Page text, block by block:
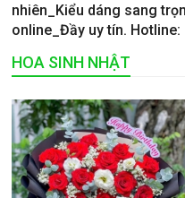
nhiên_Kiểu dáng sang
online_Đầy uy tín.
HOA SINH NHẬT